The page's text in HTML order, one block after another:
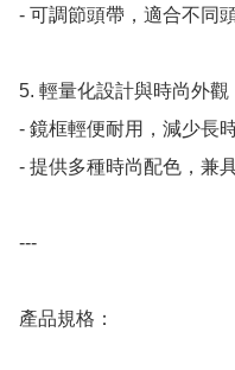
- 可調節頭帶，適合不同
5. 輕量化設計與時尚外觀
- 鏡框輕便耐用，減少長
- 提供多種時尚配色，兼
---
產品規格：